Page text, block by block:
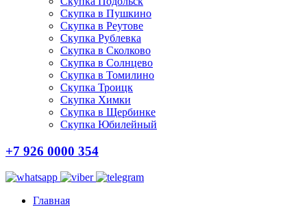
Скупка в Пушкино
Скупка в Реутове
Скупка Рублевка
Скупка в Сколково
Скупка в Солнцево
Скупка в Томилино
Скупка Троицк
Скупка Химки
Скупка в Щербинке
Скупка Юбилейный
+7 926 0000 354
Главная